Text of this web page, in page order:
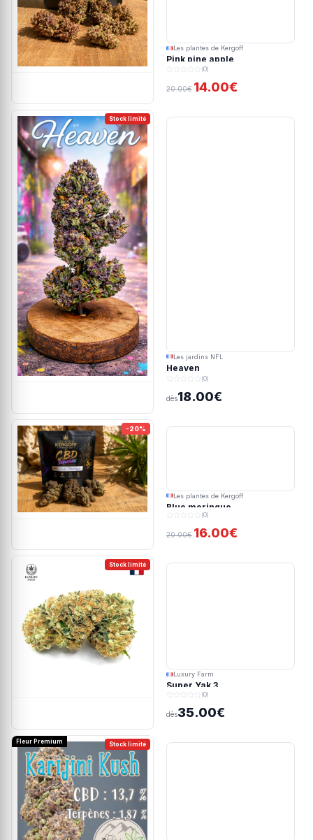
Les plantes de Kergoff
Pink pine apple
(0)
20.00€ 14.00€
Stock limité
Les jardins NFL
Heaven
(0)
dès18.00€
-20%
Les plantes de Kergoff
Blue meringue
(0)
20.00€ 16.00€
Stock limité
Luxury Farm
Super Yak 3
(0)
dès35.00€
Stock limité
Fleur Premium